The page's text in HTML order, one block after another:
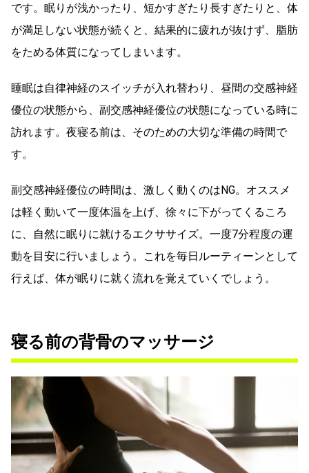
です。眠りが浅かったり、短かすぎたり長すぎたりと、体
が満足しない状態が続くと、結果的に疲れが抜けず、脂肪
をためる体質になってしまいます。
睡眠は自律神経のスイッチが入れ替わり、昼間の交感神経
優位の状態から、副交感神経優位の状態になっている時に
訪れます。夜寝る前は、そのための大切な準備の時間で
す。
副交感神経優位の時間は、激しく動くのはNG。オススメ
は軽く動いて一度体温を上げ、徐々に下がってくるころ
に、自然に眠りに就けるエクササイズ。一度7分程度の運
動を目安に行いましょう。これを毎日ルーティーンとして
行えば、体が眠りに就く流れを覚えていくでしょう。
寝る前の背骨のマッサージ